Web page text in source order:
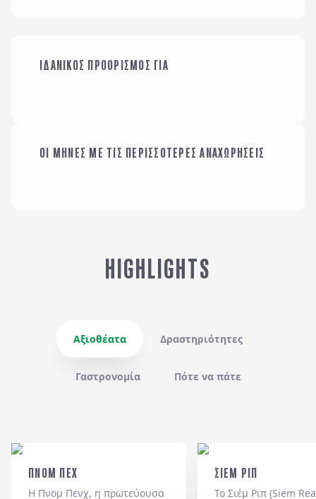
ΙΔΑΝΙΚΟΣ ΠΡΟΟΡΙΣΜΟΣ ΓΙΑ
ΜΕ ΤΗΝ ΠΑΡΕΑ ΜΟΥ
ΟΙ ΜΗΝΕΣ ΜΕ ΤΙΣ ΠΕΡΙΣΣΟΤΕΡΕΣ ΑΝΑΧΩΡΗΣΕΙΣ
ΙΑΝΟΥΑΡΙΟΣ
HIGHLIGHTS
Αξιοθέατα Δραστηριότητες
Γαστρονομία Πότε να πάτε
ΠΝΟΜ ΠΕΧ
Η Πνομ Πενχ, η πρωτεύουσα
ΣΙΕΜ ΡΙΠ
Το Σιέμ Ριπ (Siem